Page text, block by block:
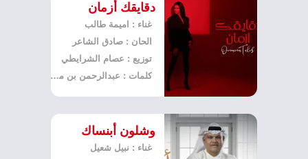
دقايقك أزمان
غناء : اميمة طالب
الحان : صادق الشاعر
توزيع : عصام الشرايطي
كلمات : عبدالرحمن بن مساعد
وشلون أبنساك
غناء : نبيل شعيل